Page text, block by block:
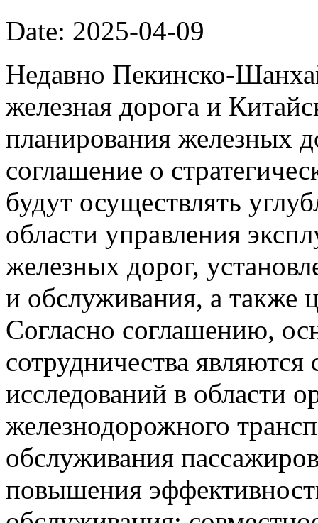
Date: 2025-04-09
Недавно Пекинско-
железная дорога и
планирования железных
соглашение о
будут осуществлять
области управления
железных дорог,
и обслуживания, а также
Согласно соглашению,
сотрудничества
исследований в области
железнодорожного
обслуживания
повышения